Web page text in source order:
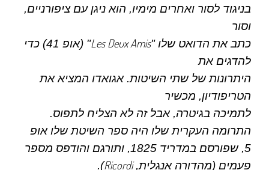
בניגוד לסור ואחרים מימיו, הוא ניגן עם ציפורניים,
וסור
כתב את הדואט שלו "Les Deux Amis
" (אופ 41) כדי
להדגים את
היתרונות של שתי השיטות. אגואדו המציא את
הטריפודיון, מכשיר
לתמיכה בגיטרה, אבל זה לא הצליח לתפוס.
התרומה העקרית שלו היה ספר השיטת שלו אופ
5, שפורסם במדריד 1825, ותורגם והודפס מספר
פעמים (מהדורה אנגלית,Ricordi
).